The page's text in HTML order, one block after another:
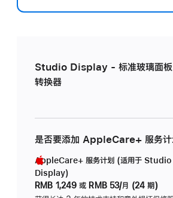
Studio Display - 标准玻璃面
转换器
是否要添加 AppleCare+ 服务计
AppleCare+ 服务计划 (适用于 Studio
Display)
RMB 1,249 或 RMB 53/月 (24 期)